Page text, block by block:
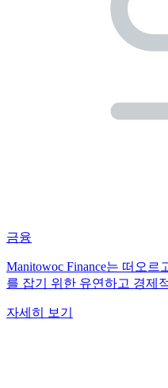
금융
Manitowoc Finance는 떠오
를 잡기 위한 유연하고 경제
자세히 보기